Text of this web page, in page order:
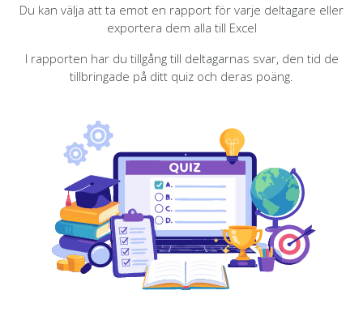
Du kan välja att ta emot en rapport för varje deltagare eller
exportera dem alla till Excel
I rapporten har du tillgång till deltagarnas svar, den tid de
tillbringade på ditt quiz och deras poäng.